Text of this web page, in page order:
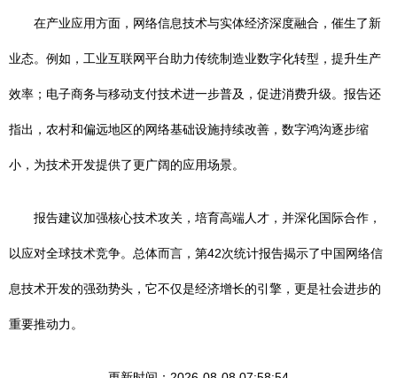
在产业应用方面，网络信息技术与实体经济深度融合，催生了新
业态。例如，工业互联网平台助力传统制造业数字化转型，提升生产
效率；电子商务与移动支付技术进一步普及，促进消费升级。报告还
指出，农村和偏远地区的网络基础设施持续改善，数字鸿沟逐步缩
小，为技术开发提供了更广阔的应用场景。
报告建议加强核心技术攻关，培育高端人才，并深化国际合作，
以应对全球技术竞争。总体而言，第42次统计报告揭示了中国网络信
息技术开发的强劲势头，它不仅是经济增长的引擎，更是社会进步的
重要推动力。